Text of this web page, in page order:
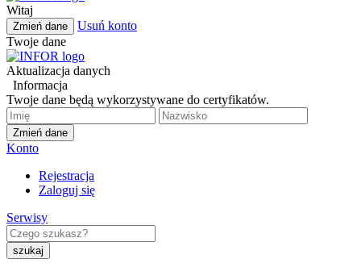
Witaj
Zmień dane
Usuń konto
Twoje dane
Aktualizacja danych
Informacja
Twoje dane będą wykorzystywane do certyfikatów.
Zmień dane
Konto
Rejestracja
Zaloguj się
Serwisy